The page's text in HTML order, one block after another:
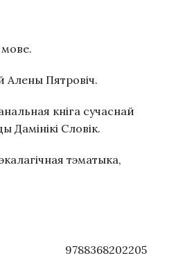
мове.
Алены Пятровіч.
кніга сучаснай
Дамінікі Словік.
тэматыка,
9788368202205